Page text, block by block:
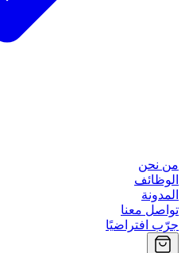
من نحن
الوظائف
المدونة
تواصل معنا
جرّب افتراضيًا